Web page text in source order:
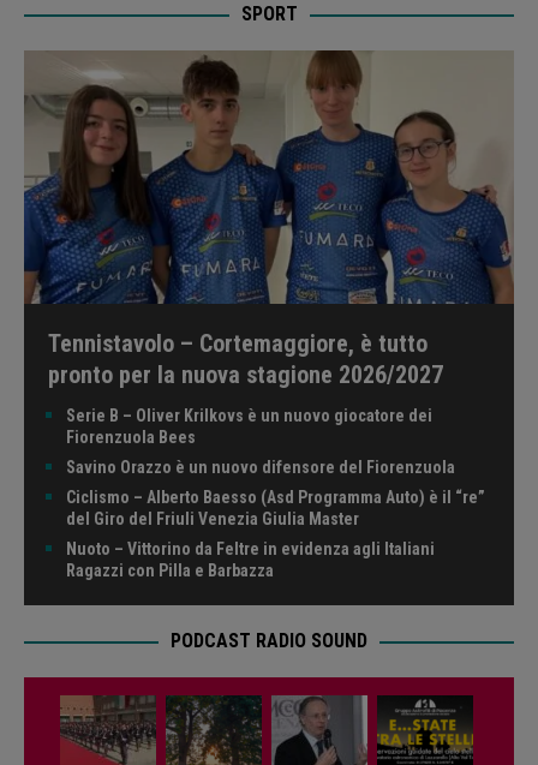
SPORT
Tennistavolo – Cortemaggiore, è tutto
pronto per la nuova stagione 2026/2027
Serie B – Oliver Krilkovs è un nuovo giocatore dei
Fiorenzuola Bees
Savino Orazzo è un nuovo difensore del Fiorenzuola
Ciclismo – Alberto Baesso (Asd Programma Auto) è il “re”
del Giro del Friuli Venezia Giulia Master
Nuoto – Vittorino da Feltre in evidenza agli Italiani
Ragazzi con Pilla e Barbazza
PODCAST RADIO SOUND